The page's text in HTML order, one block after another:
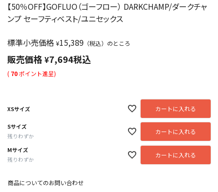
【50％OFF】GOFLUO（ゴーフロー） DARKCHAMP/ダークチャ
ンプ セーフティベスト/ユニセックス
標準小売価格 ¥15,389 （税込）のところ
販売価格¥7,694税込
( 70ポイント進呈)
XSサイズ カートに入れる
Sサイズ
残りわずか
カートに入れる
Mサイズ
残りわずか
カートに入れる
商品についてのお問い合わせ